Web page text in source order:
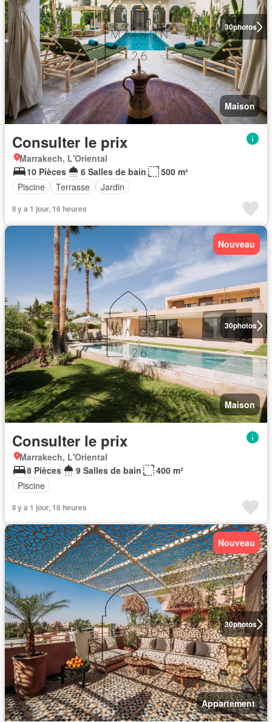
30photos
Maison
Consulter le prix
Marrakech, L'Oriental
10 Pièces
6 Salles de bain
500 m²
Piscine
Terrasse Jardin
Il y a 1 jour, 16 heures
30photos
Nouveau
Maison
Consulter le prix
Marrakech, L'Oriental
8 Pièces
9 Salles de bain
400 m²
Piscine
Il y a 1 jour, 16 heures
30photos
Nouveau
Appartement